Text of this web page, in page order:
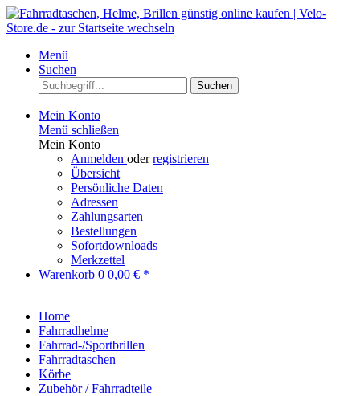
Menü
Suchen
Suchen
Mein Konto
Menü schließen
Mein Konto
Anmelden oderregistrieren
Übersicht
Persönliche Daten
Adressen
Zahlungsarten
Bestellungen
Sofortdownloads
Merkzettel
Warenkorb 0 0,00 € *
Home
Fahrradhelme
Fahrrad-/Sportbrillen
Fahrradtaschen
Körbe
Zubehör / Fahrradteile